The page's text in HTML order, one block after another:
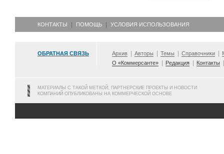
КОНТАКТЫ ПОМОЩЬ УСЛОВИЯ ИСПОЛЬЗОВАНИЯ
ОБРАТНАЯ СВЯЗЬ Архив Авторы Темы Справочники
О «Коммерсанте»
Редакция Контакты
МАТЕРИАЛЫ С ТАКОЙ МЕТКОЙ, ПАРТНЕРСКИЕ ПРОЕКТЫ И НОВОСТИ
КОМПАНИЙ ОПУБЛИКОВАНЫ НА КОММЕРЧЕСКОЙ ОСНОВЕ